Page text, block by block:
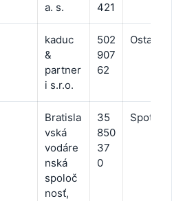
a. s.
421
kaduc
&
partner
i s.r.o.
502
907
62
Ostatné
Bratisla
vská
vodáre
nská
spoloč
nosť,
35
850
37
0